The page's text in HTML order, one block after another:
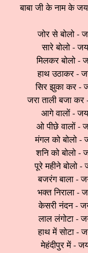
बाबा जी के नाम के जय
जोर से बोलो -
सारे बोलो -
मिलकर बोलो -
हाथ उठाकर -
सिर झुका कर -
जरा ताली बजा कर
आगे वालों - जय
ओ पीछे वालों -
मंगल को बोलो -
शनि को बोलो -
पूरे महीने बोलो -
बजरंग बाला -
भक्त निराला -
केसरी नंदन -
लाल लंगोटा -
हाथ में सोटा -
मेहंदीपुर में -